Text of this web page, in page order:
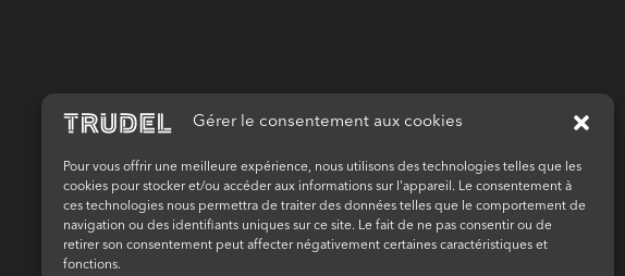
Gérer le consentement aux cookies
Pour vous offrir une meilleure expérience, nous utilisons des technologies telles que les
cookies pour stocker et/ou accéder aux informations sur l'appareil. Le consentement à
ces technologies nous permettra de traiter des données telles que le comportement de
navigation ou des identifiants uniques sur ce site. Le fait de ne pas consentir ou de
retirer son consentement peut affecter négativement certaines caractéristiques et
fonctions.